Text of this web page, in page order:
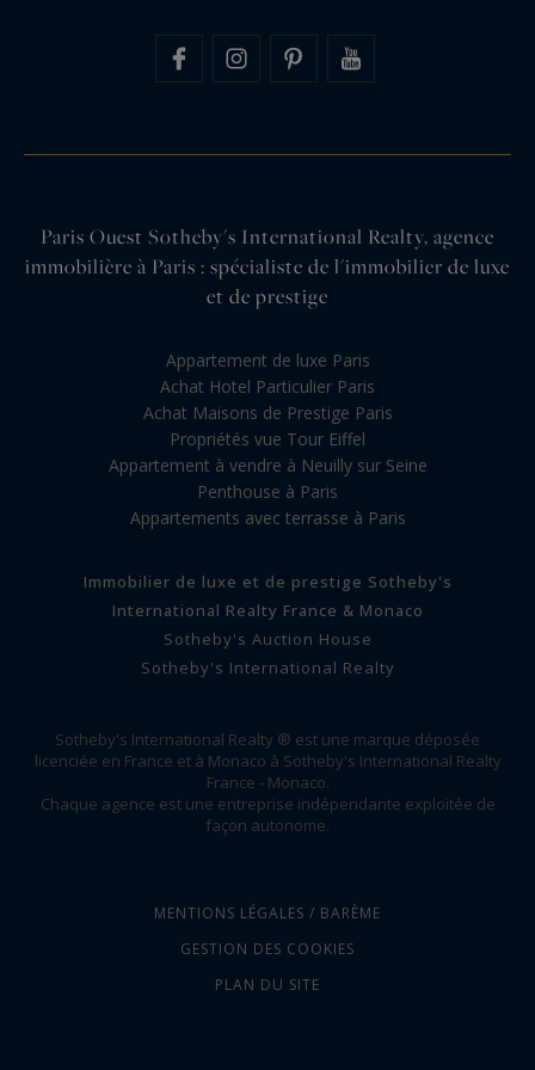
Paris Ouest Sotheby's International Realty, agence
immobilière à Paris : spécialiste de l'immobilier de luxe
et de prestige
Appartement de luxe Paris
Achat Hotel Particulier Paris
Achat Maisons de Prestige Paris
Propriétés vue Tour Eiffel
Appartement à vendre à Neuilly sur Seine
Penthouse à Paris
Appartements avec terrasse à Paris
Immobilier de luxe et de prestige Sotheby's
International Realty France & Monaco
Sotheby's Auction House
Sotheby's International Realty
Sotheby's International Realty ® est une marque déposée
licenciée en France et à Monaco à Sotheby's International Realty
France - Monaco.
Chaque agence est une entreprise indépendante exploitée de
façon autonome.
MENTIONS LÉGALES / BARÈME
GESTION DES COOKIES
PLAN DU SITE